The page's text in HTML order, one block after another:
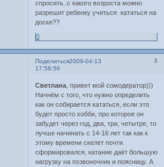
спросить..с какого возроста можно
разрешит ребенку учиться кататься на
доске??
0
Поделиться 3
2009-04-13
17:58:56
Светлана , привет мой сомодератор)))
Начнём с того, что нужно определить
как он собирается кататься, если это
будет просто хобби, про которое он
забудет через год, два, три, четытре, то
лучше начинать с 14-16 лет так как к
этому времени скелет почти
сформировался, катание даёт большую
нагрузку на позвоночник и поясницу. А